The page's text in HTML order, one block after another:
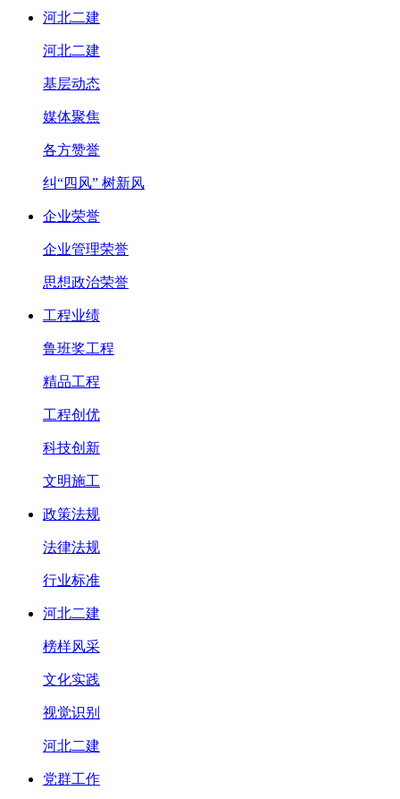
河北二建
河北二建
基层动态
媒体聚焦
各方赞誉
纠“四风” 树新风
企业荣誉
企业管理荣誉
思想政治荣誉
工程业绩
鲁班奖工程
精品工程
工程创优
科技创新
文明施工
政策法规
法律法规
行业标准
河北二建
榜样风采
文化实践
视觉识别
河北二建
党群工作